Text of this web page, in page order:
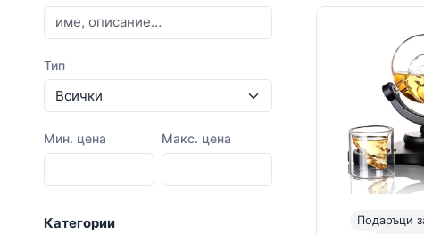
Тип
Мин. цена Макс. цена
Категории
Подаръци